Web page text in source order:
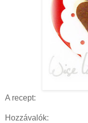
A recept:
Hozzávalók: